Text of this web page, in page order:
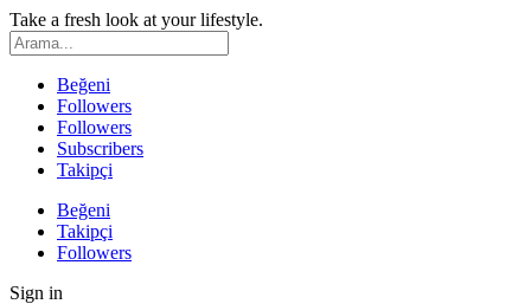
Take a fresh look at your lifestyle.
Beğeni
Followers
Followers
Subscribers
Takipçi
Beğeni
Takipçi
Followers
Sign in